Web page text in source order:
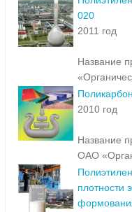
020
2011 год
Название
2010 год
Название
ОАО
плотности